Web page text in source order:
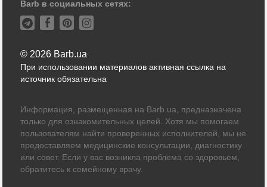
Barb в социальных сетях:
© 2026 Barb.ua
При использовании материалов активная ссылка на
источник обязательна
Информация, размещенная на Barb.ua, предназначена
только для ознакомительных целей. Хотя мы помогаем
пользователям найти проверенных исполнителей, мы не
предоставляем медицинские консультации, диагностику
или совет. Если у вас возникла проблема со здоровьем,
обратитесь к семейному врачу.